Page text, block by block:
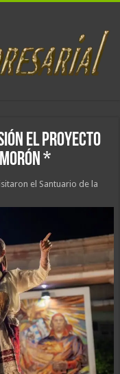
el proyecto
*
el Santuario de la